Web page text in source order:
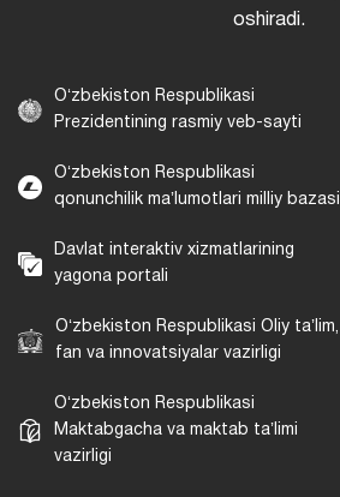
oshiradi.
Oʻzbekiston Respublikasi
Prezidentining rasmiy veb-sayti
Oʻzbekiston Respublikasi
qonunchilik maʼlumotlari milliy bazasi
Davlat interaktiv xizmatlarining
yagona portali
Oʻzbekiston Respublikasi Oliy taʼlim,
fan va innovatsiyalar vazirligi
Oʻzbekiston Respublikasi
Maktabgacha va maktab taʼlimi
vazirligi